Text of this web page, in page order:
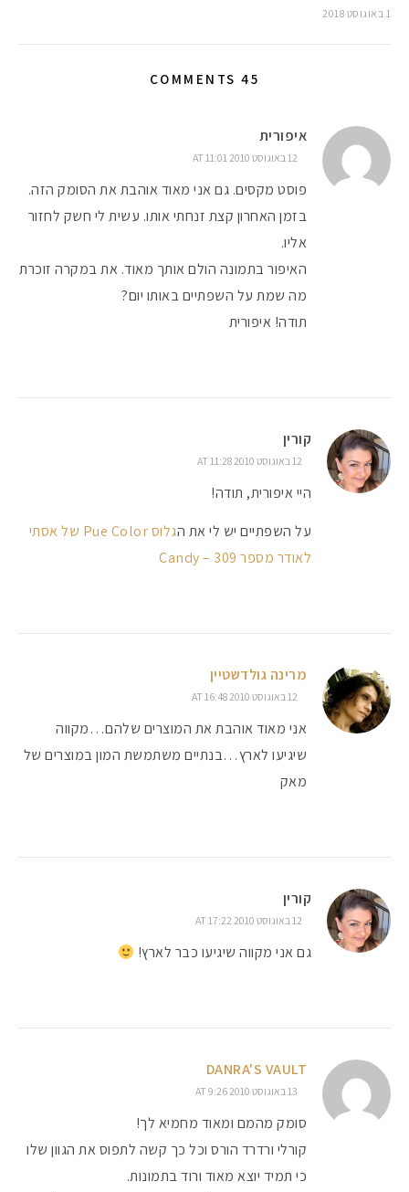
1 באוגוסט 2018
45 COMMENTS
איפורית
12 באוגוסט 2010 AT 11:01
פוסט מקסים. גם אני מאוד אוהבת את הסומק הזה.
בזמן האחרון קצת זנחתי אותו. עשית לי חשק לחזור
אליו.
האיפור בתמונה הולם אותך מאוד. את במקרה זוכרת
מה שמת על השפתיים באותו יום?
תודה! איפורית
קורין
12 באוגוסט 2010 AT 11:28
היי איפורית, תודה!
על השפתיים יש לי את ה
גלוס Pue Color של אסתי
לאודר מספר 309 – Candy
מרינה גולדשטיין
12 באוגוסט 2010 AT 16:48
אני מאוד אוהבת את המוצרים שלהם…מקווה
שיגיעו לארץ…בנתיים משתמשת המון במוצרים של
מאק
קורין
12 באוגוסט 2010 AT 17:22
גם אני מקווה שיגיעו כבר לארץ!
DANRA'S VAULT
13 באוגוסט 2010 AT 9:26
סומק מהמם ומאוד מחמיא לך!
קורלי ורדרד הורס וכל כך קשה לתפוס את הגוון שלו
כי תמיד יוצא מאוד ורוד בתמונות.